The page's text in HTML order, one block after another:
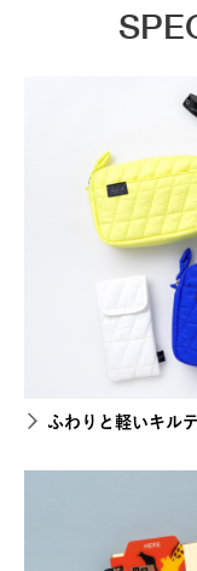
ふわりと軽いキル